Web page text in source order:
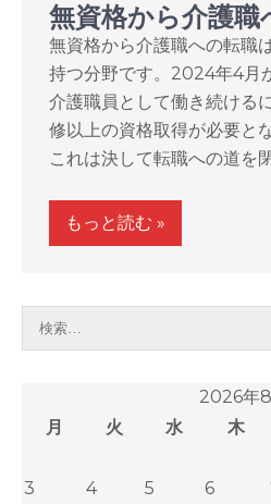
無資格から介護職
無資格から介護職への転職
持つ分野です。2024年4月
介護職員として働き続ける
修以上の資格取得が必要と
これは決して転職への道を
もっと読む »
2026年
月
火 水 木
3
4 5 6